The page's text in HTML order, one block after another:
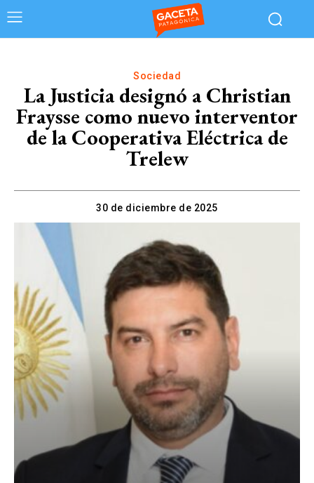
Sociedad
La Justicia designó a Christian
Fraysse como nuevo interventor
de la Cooperativa Eléctrica de
Trelew
30 de diciembre de 2025